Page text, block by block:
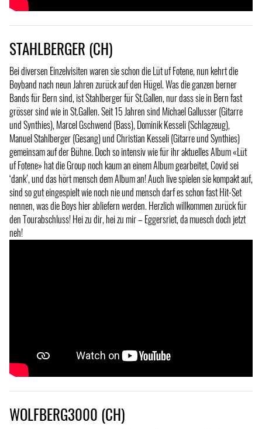
STAHLBERGER (CH)
Bei diversen Einzelvisiten waren sie schon die Lüt uf Fotene, nun kehrt die
Boyband nach neun Jahren zurück auf den Hügel. Was die ganzen berner
Bands für Bern sind, ist Stahlberger für St.Gallen, nur dass sie in Bern fast
grösser sind wie in St.Gallen. Seit 15 Jahren sind Michael Gallusser (Gitarre
und Synthies), Marcel Gschwend (Bass), Dominik Kesseli (Schlagzeug),
Manuel Stahlberger (Gesang) und Christian Kesseli (Gitarre und Synthies)
gemeinsam auf der Bühne. Doch so intensiv wie für ihr aktuelles Album «Lüt
uf Fotene» hat die Group noch kaum an einem Album gearbeitet, Covid sei
‘dank’, und das hört mensch dem Album an! Auch live spielen sie kompakt auf,
sind so gut eingespielt wie noch nie und mensch darf es schon fast Hit-Set
nennen, was die Boys hier abliefern werden. Herzlich willkommen zurück für
den Tourabschluss! Hei zu dir, hei zu mir – Eggersriet, da muesch doch jetzt
neh!
WOLFBERG3000 (CH)